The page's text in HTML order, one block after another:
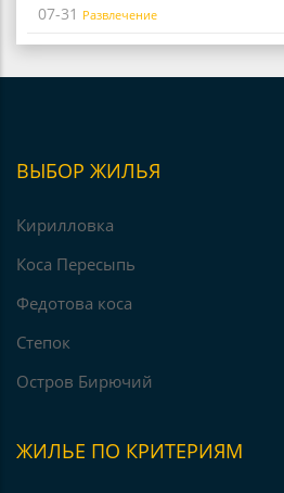
07-31 Развлечение
ВЫБОР ЖИЛЬЯ
Кирилловка
Коса Пересыпь
Федотова коса
Степок
Остров Бирючий
ЖИЛЬЕ ПО КРИТЕРИЯМ